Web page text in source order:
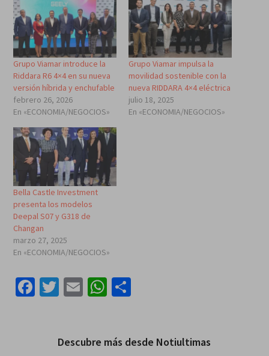
Grupo Viamar introduce la
Riddara R6 4×4 en su nueva
versión híbrida y enchufable
febrero 26, 2026
En «ECONOMIA/NEGOCIOS»
Grupo Viamar impulsa la
movilidad sostenible con la
nueva RIDDARA 4×4 eléctrica
julio 18, 2025
En «ECONOMIA/NEGOCIOS»
Bella Castle Investment
presenta los modelos
Deepal S07 y G318 de
Changan
marzo 27, 2025
En «ECONOMIA/NEGOCIOS»
Facebook
Twitter
EmailWhatsApp
Compartir
Descubre más desde Notiultimas